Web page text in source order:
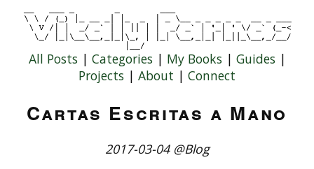
All Posts | Categories | My Books | Guides |
Projects | About | Connect
Cartas Escritas a Mano
2017-03-04 @Blog